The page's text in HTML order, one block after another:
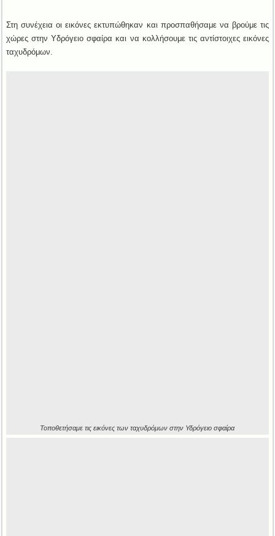
Στη συνέχεια οι εικόνες εκτυπώθηκαν και προσπαθήσαμε να βρούμε τις
χώρες στην Υδρόγειο σφαίρα και να κολλήσουμε τις αντίστοιχες εικόνες
ταχυδρόμων.
Τοποθετήσαμε τις εικόνες των ταχυδρόμων στην Υδρόγειο σφαίρα